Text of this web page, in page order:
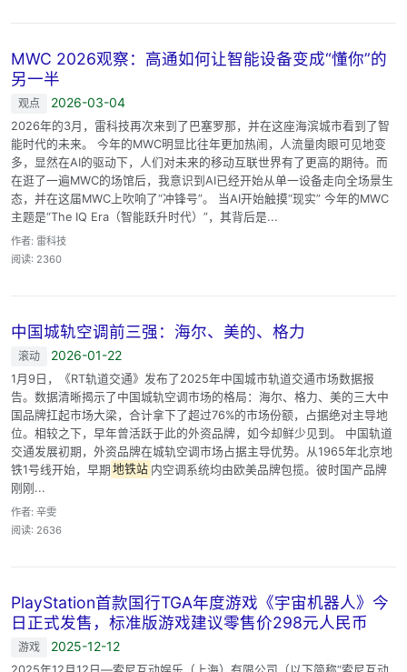
MWC 2026观察：高通如何让智能设备变成“懂你”的
另一半
观点 2026-03-04
2026年的3月，雷科技再次来到了巴塞罗那，并在这座海滨城市看到了智
能时代的未来。 今年的MWC明显比往年更加热闹，人流量肉眼可见地变
多，显然在AI的驱动下，人们对未来的移动互联世界有了更高的期待。而
在逛了一遍MWC的场馆后，我意识到AI已经开始从单一设备走向全场景生
态，并在这届MWC上吹响了“冲锋号”。 当AI开始触摸“现实” 今年的MWC
主题是“The IQ Era（智能跃升时代）”，其背后是...
作者: 雷科技
阅读: 2360
中国城轨空调前三强：海尔、美的、格力
滚动 2026-01-22
1月9日，《RT轨道交通》发布了2025年中国城市轨道交通市场数据报
告。数据清晰揭示了中国城轨空调市场的格局：海尔、格力、美的三大中
国品牌扛起市场大梁，合计拿下了超过76%的市场份额，占据绝对主导地
位。相较之下，早年曾活跃于此的外资品牌，如今却鲜少见到。 中国轨道
交通发展初期，外资品牌在城轨空调市场占据主导优势。从1965年北京地
铁1号线开始，早期 地铁站 内空调系统均由欧美品牌包揽。彼时国产品牌
刚刚...
作者: 辛雯
阅读: 2636
PlayStation首款国行TGA年度游戏《宇宙机器人》今
日正式发售，标准版游戏建议零售价298元人民币
游戏 2025-12-12